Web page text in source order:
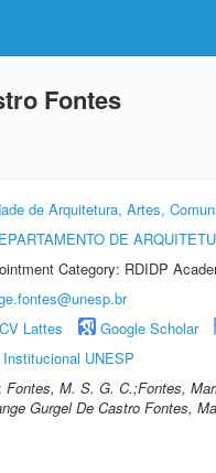
Fontes
de Arquitetura, Artes,
DE
Category: RDIDP
CV Lattes Google Scholar
UNESP
Fontes, M. S. G. C.;Fontes,
Gurgel De Castro Fontes,